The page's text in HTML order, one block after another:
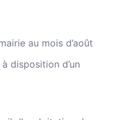
au mois d’août
disposition d’un